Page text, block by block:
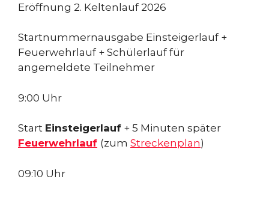
Eröffnung 2. Keltenlauf 2026
Startnummernausgabe Einsteigerlauf +
Feuerwehrlauf + Schülerlauf für
angemeldete Teilnehmer
9:00 Uhr
Start Einsteigerlauf + 5 Minuten später
Feuerwehrlauf (zum Streckenplan)
09:10 Uhr